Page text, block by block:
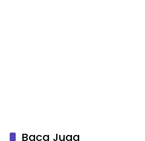
Baca Juga